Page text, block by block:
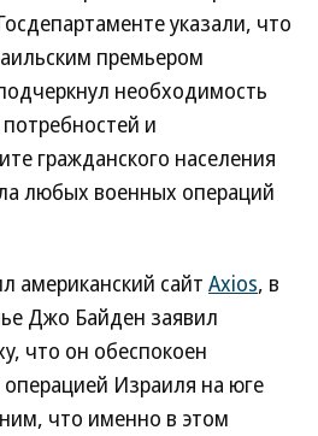
указали, что
премьером
необходимость
и
гражданского населения
любых военных операций
американский сайт Axios, в
Джо Байден заявил
что он обеспокоен
Израиля на юге
что именно в этом